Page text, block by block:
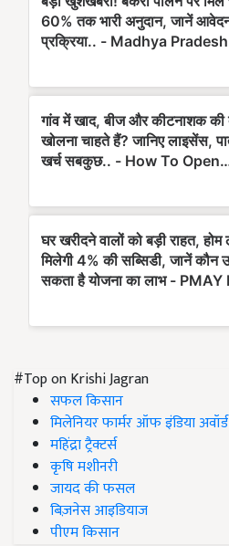
#Top on Krishi Jagran
सफल किसान
मिलेनियर फार्मर ऑफ इंडिया अवॉर्ड
महिंद्रा ट्रैक्टर्स
कृषि मशीनरी
जायद की फसल
बिज़नेस आइडियाज
पीएम किसान